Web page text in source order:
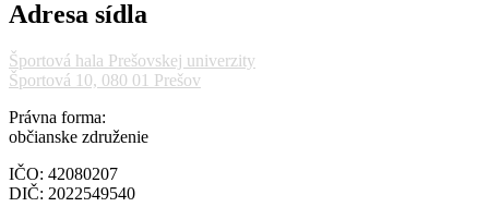
Adresa sídla
Športová hala Prešovskej univerzity
Športová 10, 080 01 Prešov
Právna forma:
občianske združenie
IČO: 42080207
DIČ: 2022549540